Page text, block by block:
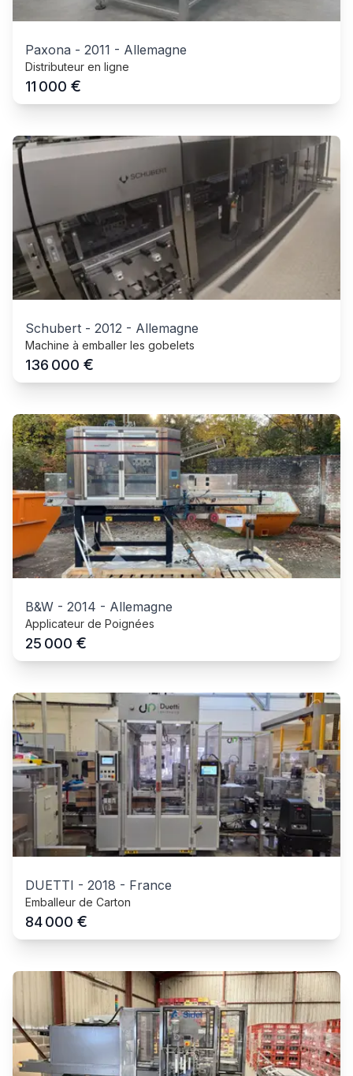
Paxona - 2011 - Allemagne
Distributeur en ligne
11 000 €
Schubert - 2012 - Allemagne
Machine à emballer les gobelets
136 000 €
B&W - 2014 - Allemagne
Applicateur de Poignées
25 000 €
DUETTI - 2018 - France
Emballeur de Carton
84 000 €